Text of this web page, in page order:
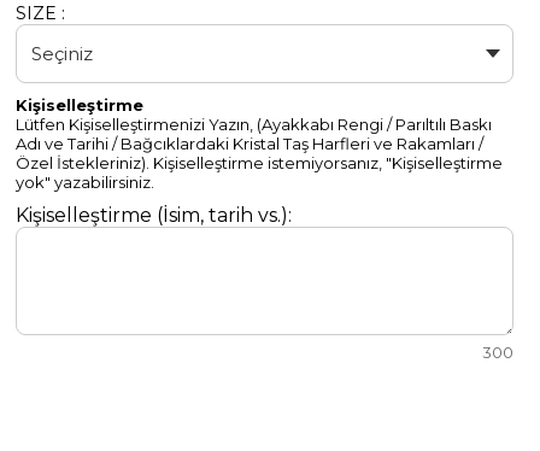
SIZE :
Kişiselleştirme
Lütfen Kişiselleştirmenizi Yazın, (Ayakkabı Rengi / Parıltılı Baskı
Adı ve Tarihi / Bağcıklardaki Kristal Taş Harfleri ve Rakamları /
Özel İstekleriniz). Kişiselleştirme istemiyorsanız, "Kişiselleştirme
yok" yazabilirsiniz.
Kişiselleştirme (İsim, tarih vs.):
300